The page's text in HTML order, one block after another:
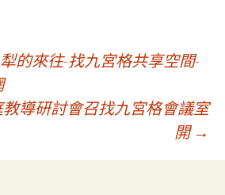
的來往-找九宮格共享空間-
導研討會召找九宮格會議室
開 →